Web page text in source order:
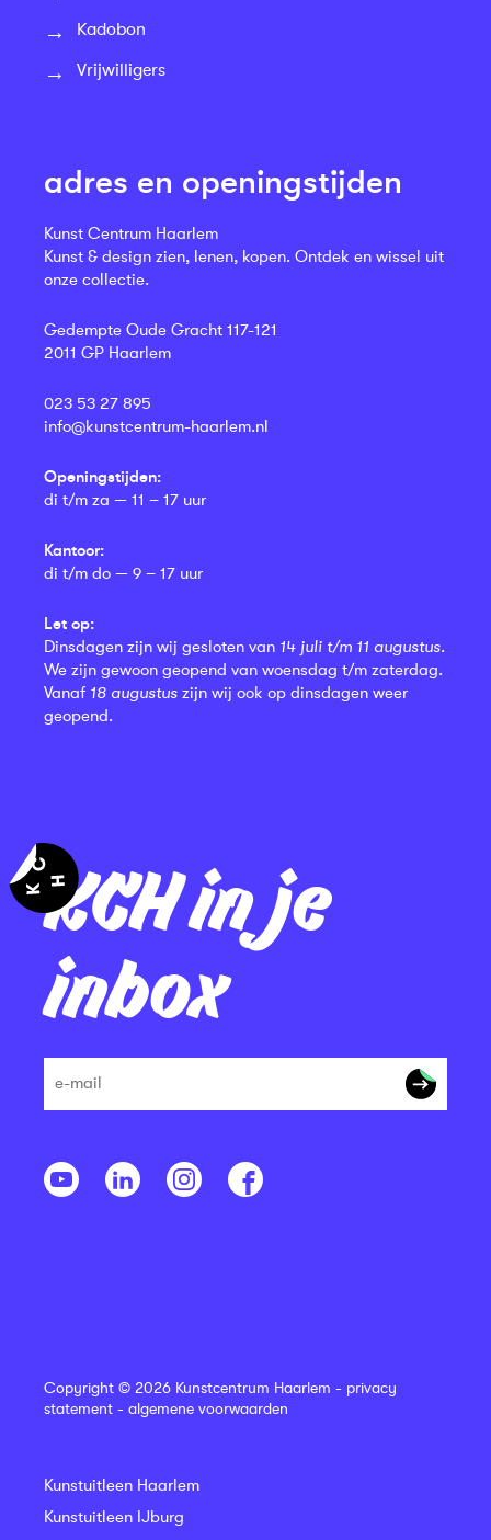
KCH in je
inbox
Kadobon
Vrijwilligers
adres en openingstijden
Kunst Centrum Haarlem
Kunst & design zien, lenen, kopen. Ontdek en wissel uit
onze collectie.
Gedempte Oude Gracht 117-121
2011 GP Haarlem
023 53 27 895
info@kunstcentrum-haarlem.nl
Openingstijden:
di t/m za — 11 – 17 uur
Kantoor:
di t/m do — 9 – 17 uur
Let op:
Dinsdagen zijn wij gesloten van 14 juli t/m 11 augustus.
We zijn gewoon geopend van woensdag t/m zaterdag.
Vanaf 18 augustus zijn wij ook op dinsdagen weer
geopend.
Copyright © 2026 Kunstcentrum Haarlem - privacy
statement - algemene voorwaarden
Kunstuitleen Haarlem
Kunstuitleen IJburg